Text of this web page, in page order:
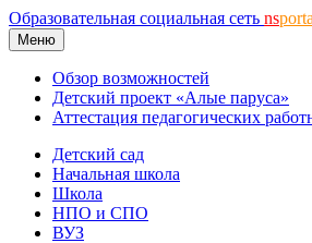
Образовательная социальная сеть ns
Меню
Обзор возможностей
Детский проект «Алые паруса»
Аттестация педагогических
Детский сад
Начальная школа
Школа
НПО и СПО
ВУЗ